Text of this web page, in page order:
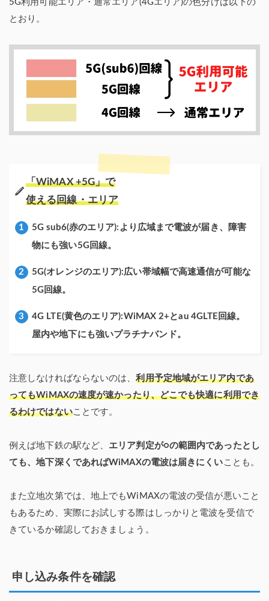
5G利用可能エリア・通常エリア(4Gエリア)の色分けは以下の
とおり。
「WiMAX +5G」で
使える回線・エリア
5G sub6(赤のエリア):より広域まで電波が届き、障害
物にも強い5G回線。
5G(オレンジのエリア):広い帯域幅で高速通信が可能な
5G回線。
4G LTE(黄色のエリア):WiMAX 2+とau 4GLTE回線。
屋内や地下にも強いプラチナバンド。
注意しなければならないのは、利用予定地域がエリア内であ
ってもWiMAXの速度が速かったり、どこでも快適に利用でき
るわけではないことです。
例えば地下鉄の駅など、 エリア判定が○の範囲内であったとし
ても、地下深くであればWiMAXの電波は届きにくい ことも。
また立地次第では、地上でもWiMAXの電波の受信が悪いこと
もあるため、実際にお試しする際はしっかりと電波を受信で
きているか確認しておきましょう。
申し込み条件を確認